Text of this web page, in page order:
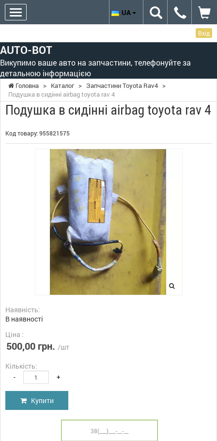
Вхід
AUTO-BOT
Викупимо ваше авто на запчастини, телефонуйте за
детальною інформацією
UA
Головна > Каталог > Запчастини Toyota Rav4 >
Подушка в сидінні airbag toyota rav 4
Подушка в сидінні airbag toyota rav 4
Код товару: 955821575
Наявність:
В наявності
Ціна :
500,00 грн. /шт
Кількість:
- +
Купити